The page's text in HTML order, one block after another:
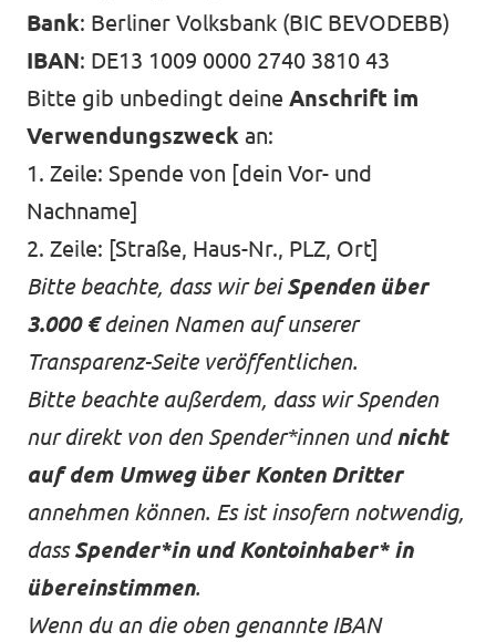
Bank: Berliner Volksbank (BIC BEVODEBB)
IBAN: DE13 1009 0000 2740 3810 43
Bitte gib unbedingt deine Anschrift im
Verwendungszweck an:
1. Zeile: Spende von [dein Vor- und
Nachname]
2. Zeile: [Straße, Haus-Nr., PLZ, Ort]
Bitte beachte, dass wir beiSpenden über
3.000 €deinen Namen auf unserer
Transparenz-Seite veröffentlichen.
Bitte beachte außerdem, dass wir Spenden
nur direkt von den Spender*innen und nicht
auf dem Umweg über Konten Dritter
annehmen können. Es ist insofern notwendig,
dassSpender*in und Kontoinhaber* in
übereinstimmen.
Wenn du an die oben genannte IBAN